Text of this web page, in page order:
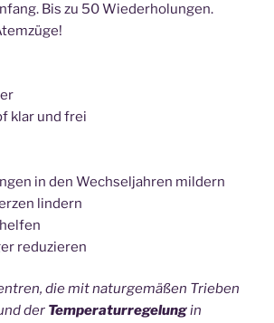
Bis zu 50 Wiederholungen.
klar und frei
in den Wechseljahren mildern
lindern
reduzieren
die mit naturgemäßen Trieben
der Temperaturregelungin